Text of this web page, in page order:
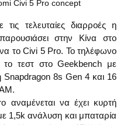
Civi 5 Pro concept
τελευταίες διαρροές η
στην Κίνα στο
το Civi 5 Pro. Το τηλέφωνο
τεστ στο Geekbench με
Snapdragon 8s Gen 4 και 16
αναμένεται να έχει κυρτή
1,5k ανάλυση και μπαταρία